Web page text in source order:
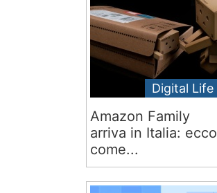
Digital Life
Amazon Family
arriva in Italia: ecco
come...